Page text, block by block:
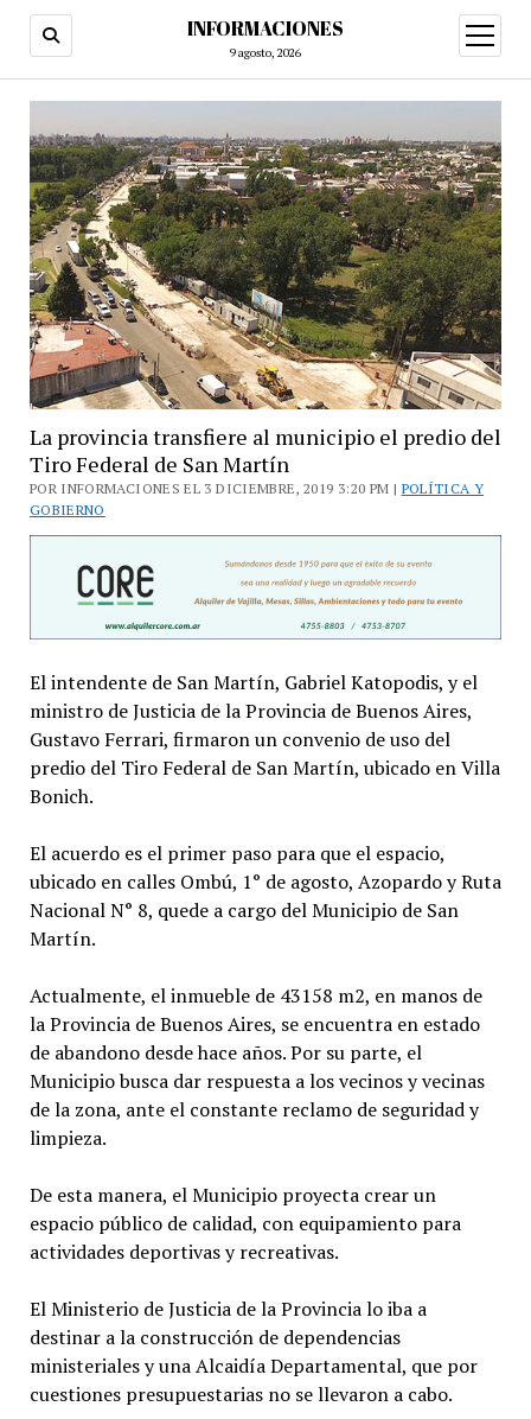
INFORMACIONES
9 agosto, 2026
abrir
menú
La provincia transfiere al municipio el predio del
Tiro Federal de San Martín
POR INFORMACIONES EL 3 DICIEMBRE, 2019 3:20 PM | POLÍTICA Y
GOBIERNO
El intendente de San Martín, Gabriel Katopodis, y el
ministro de Justicia de la Provincia de Buenos Aires,
Gustavo Ferrari, firmaron un convenio de uso del
predio del Tiro Federal de San Martín, ubicado en Villa
Bonich.
El acuerdo es el primer paso para que el espacio,
ubicado en calles Ombú, 1° de agosto, Azopardo y Ruta
Nacional N° 8, quede a cargo del Municipio de San
Martín.
Actualmente, el inmueble de 43158 m2, en manos de
la Provincia de Buenos Aires, se encuentra en estado
de abandono desde hace años. Por su parte, el
Municipio busca dar respuesta a los vecinos y vecinas
de la zona, ante el constante reclamo de seguridad y
limpieza.
De esta manera, el Municipio proyecta crear un
espacio público de calidad, con equipamiento para
actividades deportivas y recreativas.
El Ministerio de Justicia de la Provincia lo iba a
destinar a la construcción de dependencias
ministeriales y una Alcaidía Departamental, que por
cuestiones presupuestarias no se llevaron a cabo.